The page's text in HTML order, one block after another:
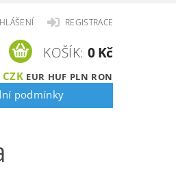
REGISTRACE
CZK EUR HUF PLN RON
KOŠÍK: 0 Kč
podmínky